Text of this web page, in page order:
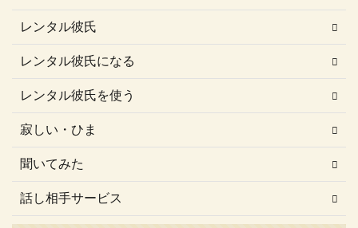
レンタル彼氏
レンタル彼氏になる
レンタル彼氏を使う
寂しい・ひま
聞いてみた
話し相手サービス